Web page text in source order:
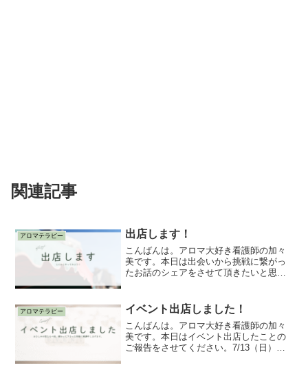
関連記事
アロマテラピー 出店します！
こんばんは。アロマ大好き看護師の加々
美です。本日は出会いから挑戦に繋がっ
たお話のシェアをさせて頂きたいと思い
敵な考え方を持っていてホスピタリティ
ー溢れて、一生懸命になっ...
アロマテラピー イベント出店しました！
こんばんは。アロマ大好き看護師の加々
美です。本日はイベント出店したことの
ご報告をさせてください。7/13（日）